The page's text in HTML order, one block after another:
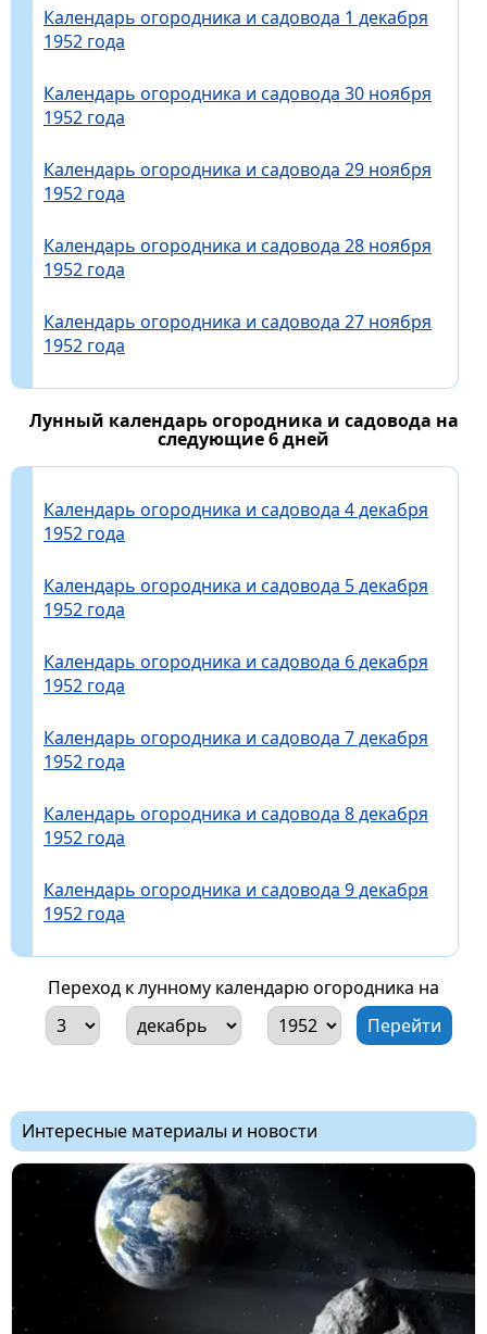
Календарь огородника и садовода 1 декабря
1952 года
Календарь огородника и садовода 30 ноября
1952 года
Календарь огородника и садовода 29 ноября
1952 года
Календарь огородника и садовода 28 ноября
1952 года
Календарь огородника и садовода 27 ноября
1952 года
Лунный календарь огородника и садовода на
следующие 6 дней
Календарь огородника и садовода 4 декабря
1952 года
Календарь огородника и садовода 5 декабря
1952 года
Календарь огородника и садовода 6 декабря
1952 года
Календарь огородника и садовода 7 декабря
1952 года
Календарь огородника и садовода 8 декабря
1952 года
Календарь огородника и садовода 9 декабря
1952 года
Переход к лунному календарю огородника на
Интересные материалы и новости